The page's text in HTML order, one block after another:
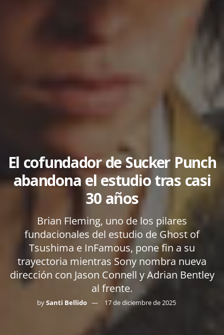
El cofundador de Sucker Punch
abandona el estudio tras casi
30 años
Brian Fleming, uno de los pilares
fundacionales del estudio de Ghost of
Tsushima e InFamous, pone fin a su
trayectoria mientras Sony nombra nueva
dirección con Jason Connell y Adrian Bentley
al frente.
bySanti Bellido 17 de diciembre de 2025